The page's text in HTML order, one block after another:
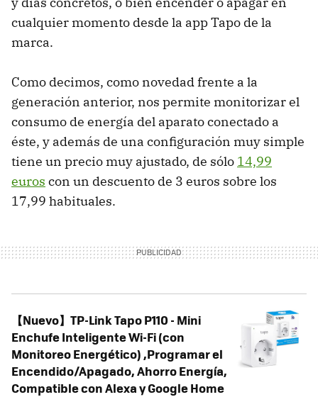
cualquier momento desde la app Tapo de la
marca.
Como decimos, como novedad frente a la
generación anterior, nos permite monitorizar el
consumo de energía del aparato conectado a
éste, y además de una configuración muy simple
tiene un precio muy ajustado, de sólo 14,99
euros con un descuento de 3 euros sobre los
17,99 habituales.
【Nuevo】TP-Link Tapo P110 - Mini
Enchufe Inteligente Wi-Fi (con
Monitoreo Energético) ,Programar el
Encendido/Apagado, Ahorro Energía,
Compatible con Alexa y Google Home